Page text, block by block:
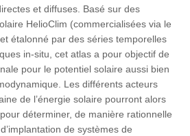
et diffuses. Basé sur des
HelioClim (commercialisées via le
étalonné par des séries temporelles
in-situ, cet atlas a pour objectif de
pour le potentiel solaire aussi bien
Les différents acteurs
de l’énergie solaire pourront alors
déterminer, de manière rationnelle
de systèmes de